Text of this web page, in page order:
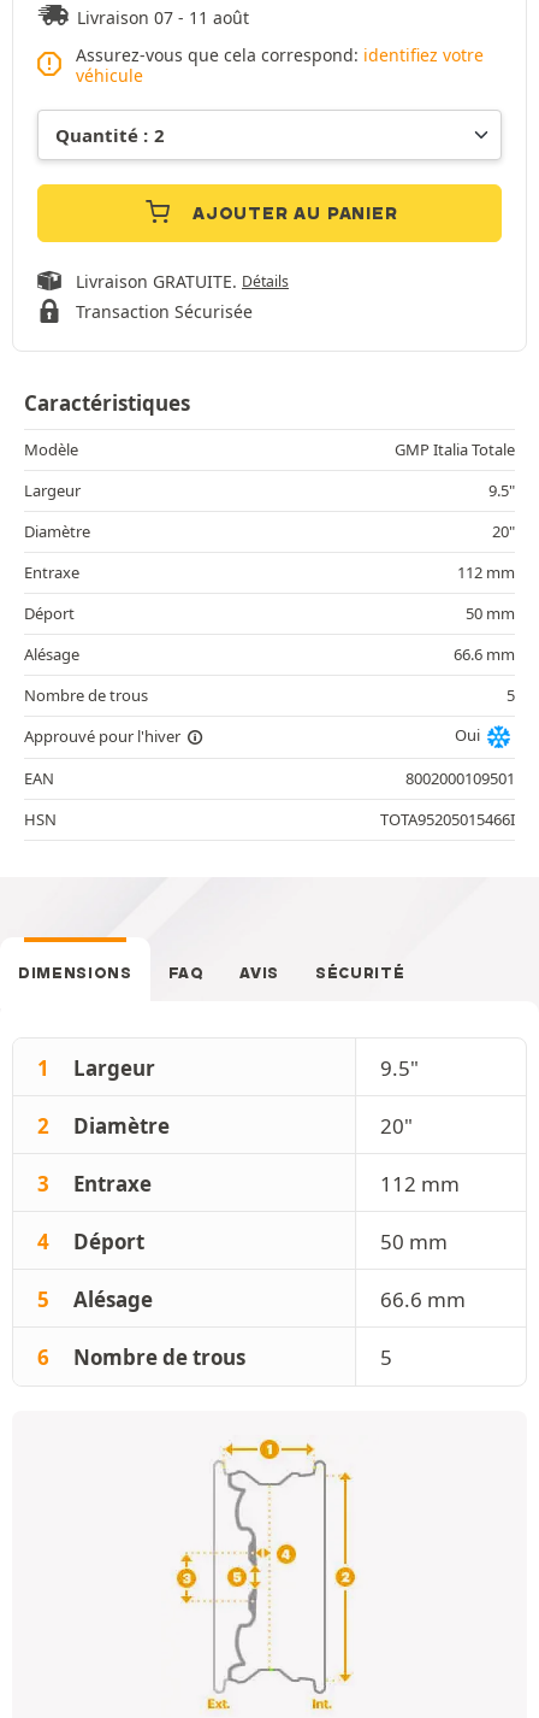
Livraison 07 - 11 août
Assurez-vous que cela correspond: identifiez votre
véhicule
AJOUTER AU PANIER
Livraison GRATUITE. Détails
Transaction Sécurisée
Caractéristiques
Modèle
GMP Italia Totale
Largeur
9.5"
Diamètre
20"
Entraxe
112 mm
Déport
50 mm
Alésage
66.6 mm
Nombre de trous
5
Approuvé pour l'hiver
Oui
EAN
8002000109501
HSN
TOTA95205015466I
DIMENSIONS FAQ AVIS SÉCURITÉ
1 Largeur 9.5"
2 Diamètre 20"
3 Entraxe 112 mm
4 Déport 50 mm
5 Alésage 66.6 mm
6 Nombre de trous 5